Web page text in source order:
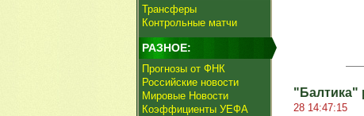
Трансферы
Контрольные матчи
РАЗНОЕ:
Прогнозы от ФНК
Российские новости
Мировые Новости
Коэффициенты УЕФА
"Балтика"
28 14:47:15